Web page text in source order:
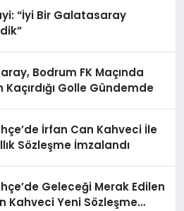
“İyi Bir Galatasaray
Bodrum FK Maçında
Kaçırdığı Golle Gündemde
İrfan Can Kahveci İle
Sözleşme İmzalandı
Geleceği Merak Edilen
Kahveci Yeni Sözleşme